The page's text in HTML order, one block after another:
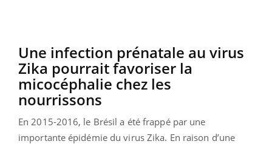
Une infection prénatale au virus
Zika pourrait favoriser la
micocéphalie chez les
nourrissons
En 2015-2016, le Brésil a été frappé par une
importante épidémie du virus Zika. En raison d’une